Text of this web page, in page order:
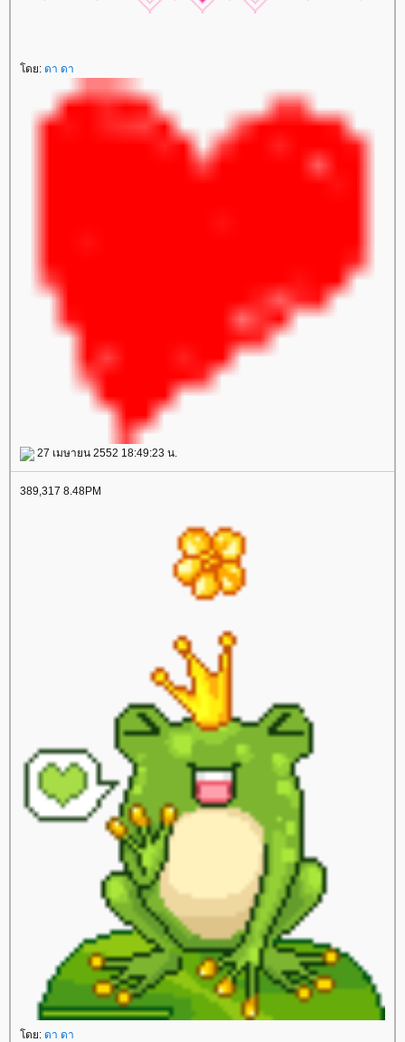
ดย: ดา ดา
27 เมษายน 2552 18:49:23 น.
389,317 8.48PM
ดย: ดา ดา